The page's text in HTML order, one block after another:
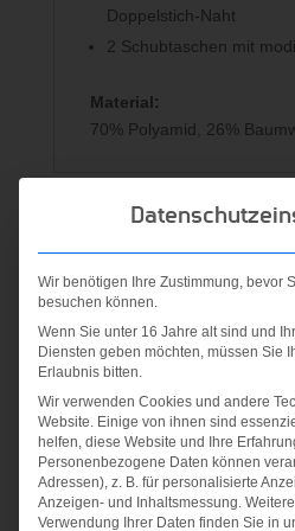
Doppelstich-Naht
2 Schubtaschen mit
Material:
70% Polyamid, 26%
Ähnliche
Wir benötigen Ihre Zustimmung, bevor
besuchen können.
Wenn Sie unter 16 Jahre alt sind und
Diensten geben möchten, müssen Sie
Erlaubnis bitten.
Wir verwenden Cookies und andere
Website. Einige von ihnen sind
helfen, diese Website und Ihre
Personenbezogene Daten können
Adressen), z. B. für personalisierte
Anzeigen- und Inhaltsmessung.
Verwendung Ihrer Daten finden Sie in